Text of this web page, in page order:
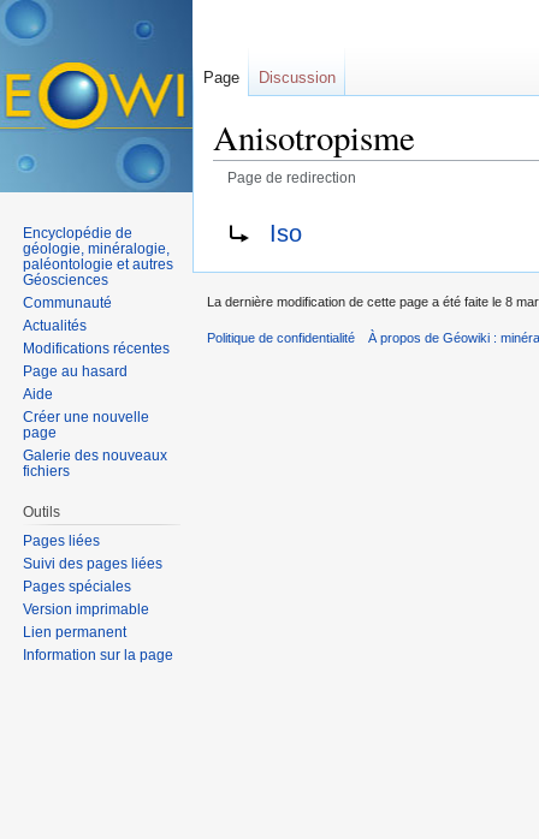
Anisotropisme
Page de redirection
Iso
Page Discussion
Encyclopédie de
géologie, minéralogie,
paléontologie et autres
Géosciences
Communauté
Actualités
Modifications récentes
Page au hasard
Aide
Créer une nouvelle
page
Galerie des nouveaux
fichiers
Outils
Pages liées
Suivi des pages liées
Pages spéciales
Version imprimable
Lien permanent
Information sur la page
La dernière modification de cette page a été faite le 8
Politique de confidentialité À propos de Géowiki :